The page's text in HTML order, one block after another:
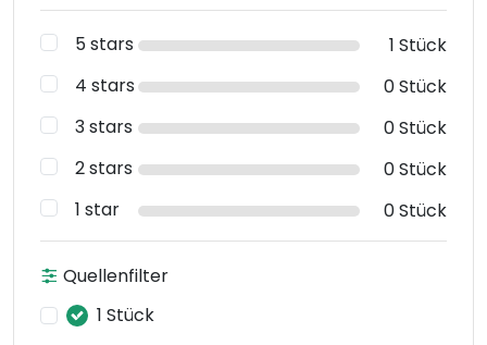
5 stars
1 Stück
4 stars
0 Stück
3 stars
0 Stück
2 stars
0 Stück
1 star
0 Stück
Quellenfilter
1 Stück